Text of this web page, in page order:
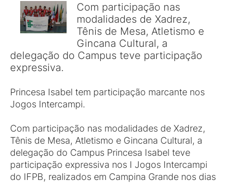
Com participação nas
modalidades de Xadrez,
Tênis de Mesa, Atletismo e
Gincana Cultural, a
delegação do Campus teve participação
expressiva.
Princesa Isabel tem participação marcante nos
Jogos Intercampi.
Com participação nas modalidades de Xadrez,
Tênis de Mesa, Atletismo e Gincana Cultural, a
delegação do Campus Princesa Isabel teve
participação expressiva nos I Jogos Intercampi
do IFPB, realizados em Campina Grande nos dias